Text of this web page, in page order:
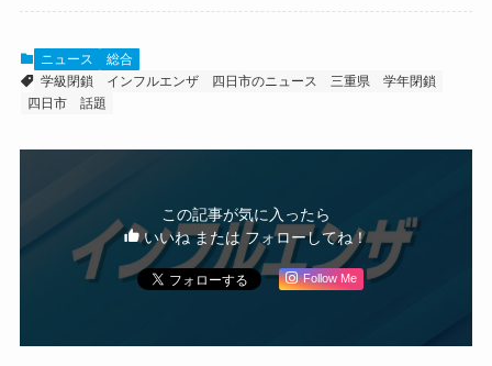
ニュース
総合
学級閉鎖
インフルエンザ 四日市のニュース 三重県
学年閉鎖
四日市 話題
この記事が気に入ったら
いいね または フォローしてね！
Follow Me